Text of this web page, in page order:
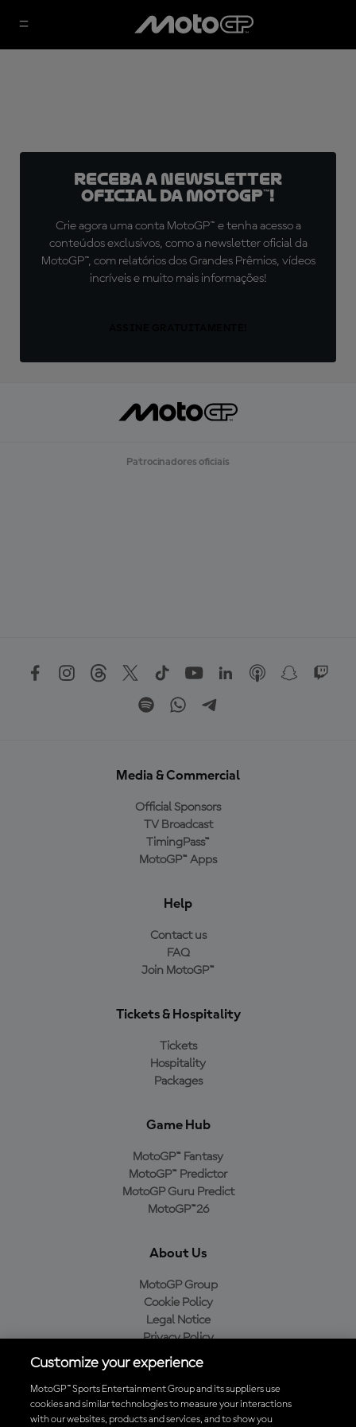
Receba a newsletter
oficial da MotoGP™!
Crie agora uma conta MotoGP™ e tenha acesso a
conteúdos exclusivos, como a newsletter oficial da
MotoGP™, com relatórios dos Grandes Prêmios, vídeos
incríveis e muito mais informações!
Patrocinadores oficiais
Media & Commercial
Official Sponsors
TV Broadcast
TimingPass™
MotoGP™ Apps
Help
Contact us
FAQ
Join MotoGP™
Tickets & Hospitality
Tickets
Hospitality
Packages
Game Hub
MotoGP™ Fantasy
MotoGP™ Predictor
MotoGP Guru Predict
MotoGP™26
About Us
MotoGP Group
Cookie Policy
Legal Notice
Privacy Policy
Purchase Policy
Baixe o aplicativo oficial da MotoGP™
Customize your experience
MotoGP™ Sports Entertainment Group and its suppliers use
cookies and similar technologies to measure your interactions
with our websites, products and services, and to show you